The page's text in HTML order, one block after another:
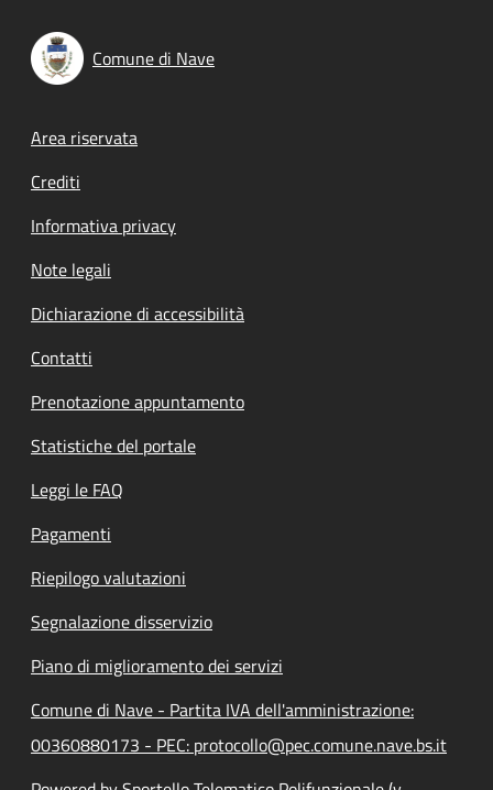
Comune di Nave
Footer menu
Area riservata
Crediti
Informativa privacy
Note legali
Dichiarazione di accessibilità
Contatti
Prenotazione appuntamento
Statistiche del portale
Leggi le FAQ
Pagamenti
Riepilogo valutazioni
Segnalazione disservizio
Piano di miglioramento dei servizi
Comune di Nave - Partita IVA dell'amministrazione:
00360880173 - PEC: protocollo@pec.comune.nave.bs.it